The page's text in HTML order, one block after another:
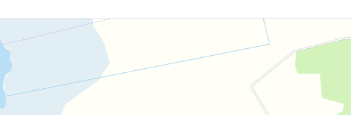
септиком по всем правилам природоохранной
канализация. На стадии строительства -